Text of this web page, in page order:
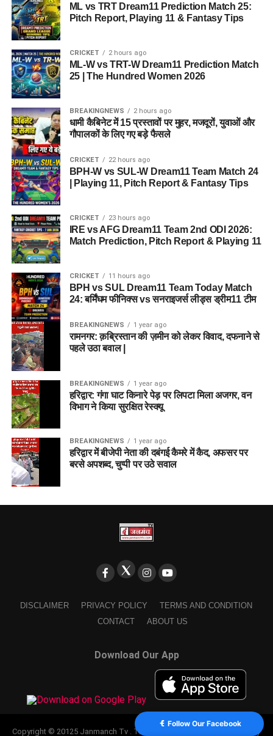
ML vs TRT Dream11 Prediction Match 25:
Pitch Report, Playing 11 & Fantasy Tips
CRICKET 2 hours ago
ML-W vs TRT-W Dream11 Prediction Match
25 | The Hundred Women 2026
BREAKINGNEWS 2 hours ago
धामी कैबिनेट में 15 प्रस्तावों पर मुहर, मजदूरों, युवाओं और
गौपालकों के लिए गए बड़े फैसले
CRICKET 22 hours ago
BPH-W vs SUL-W Dream11 Team Match 24
| Playing 11, Pitch Report & Fantasy Tips
CRICKET 23 hours ago
IRE vs AFG Dream11 Team 2nd ODI 2026:
Match Prediction, Pitch Report & Playing 11
CRICKET 11 hours ago
BPH vs SUL Dream11 Team Today Match
24: बर्मिंघम फीनिक्स vs सनराइजर्स लीड्स ड्रीम11 टीम
BREAKINGNEWS 1 year ago
रामनगर: क़ब्रिस्तान की ज़मीन को लेकर विवाद, दफनाने से
पहले उठा बवाल |
BREAKINGNEWS 1 year ago
हरिद्वार: गंगा घाट किनारे पेड़ पर लिपटा मिला अजगर, वन
विभाग ने किया सुरक्षित रेस्क्यू
BREAKINGNEWS 1 year ago
हरिद्वार में बीजेपी नेता की दबंगई कैमरे में कैद, अफसर पर
बरसे अपशब्द, चुप्पी पर उठे सवाल
DISCLAIMER PRIVACY POLICY
TERMS AND CONDITION
CONTACT
ABOUT US
Download Our App
Copyright © 20125 Janmanch Tv . Theme by SSDIGIMARK. powered by
Follow Our Facebook